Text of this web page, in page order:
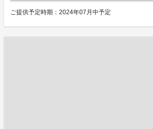
ご提供予定時期：2024年07月中予定